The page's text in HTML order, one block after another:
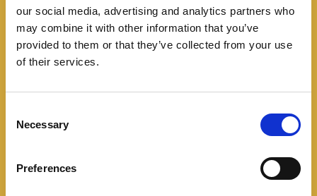
our social media, advertising and analytics partners who
may combine it with other information that you’ve
provided to them or that they’ve collected from your use
of their services.
Necessary
Preferences
Automovilismo Noticias
Daniel Fernández va por
Daytona: el siguiente
nivel para el piloto
colombiano